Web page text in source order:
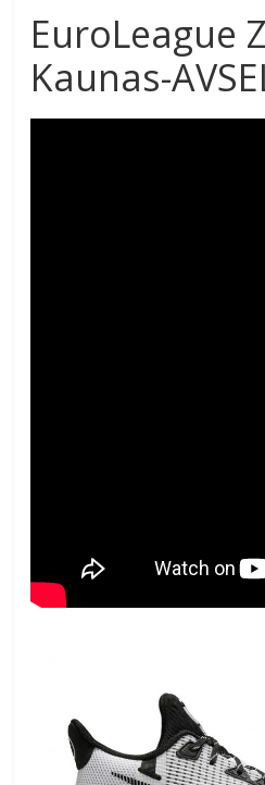
EuroLeague
Kaunas-